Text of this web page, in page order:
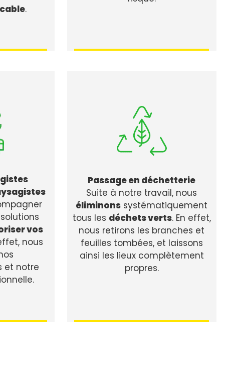
.
vos
nous
et notre
Passage en déchetterie
Suite à notre travail, nous
éliminons systématiquement
tous les déchets verts. En effet,
nous retirons les branches et
feuilles tombées, et laissons
ainsi les lieux complètement
propres.